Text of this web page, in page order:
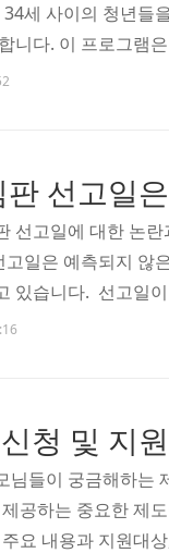
세 사이의 청년들
니다. 이 프로그램
있습니다. 유형1
480만원 지원을 합
선고일
선고일에 대한 논
일은 예측되지 않
있습니다. 선고일
갈등이 심화되고,
니다. ■ 헌법재판
청 및 지
님들이 궁금해하는
공하는 중요한 제
요 내용과 지원대